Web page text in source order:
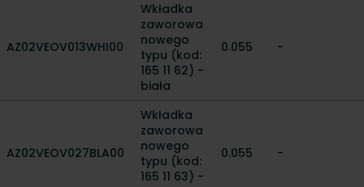
AZ02VEOV013WHI00
Wkładka
zaworowa
nowego
typu (kod:
165 11 62) -
biała
0.055 -
AZ02VEOV027BLA00
Wkładka
zaworowa
nowego
typu (kod:
165 11 63) -
0.055 -